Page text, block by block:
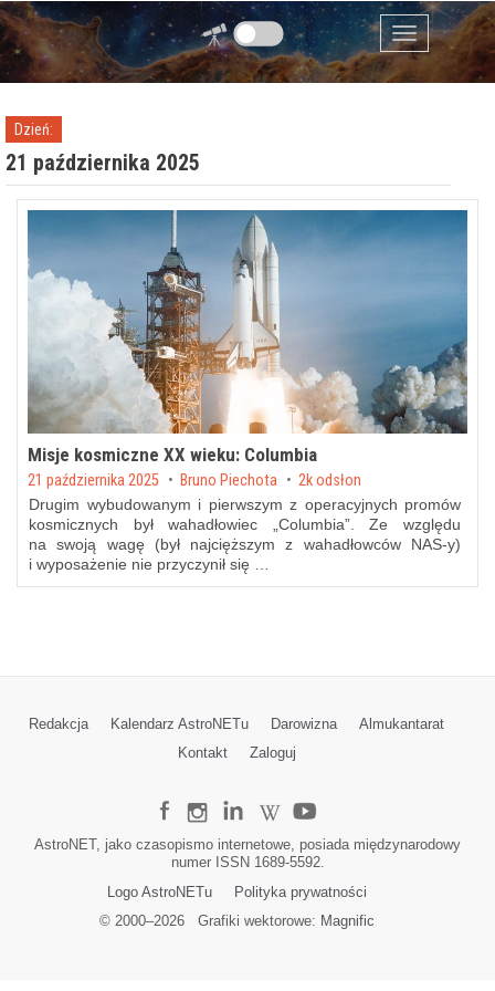
Przejdź do zawartości
Menu
Dzień:
21 października 2025
Misje kosmiczne XX wieku: Columbia
Posted on
21 października 2025 byBruno Piechota 2k odsłon
Drugim wybudowanym i pierwszym z operacyjnych promów
kosmicznych był wahadłowiec „Columbia”. Ze względu
na swoją wagę (był najcięższym z wahadłowców NAS-y)
i wyposażenie nie przyczynił się …
Redakcja Kalendarz AstroNETu Darowizna
Almukantarat
Kontakt
Zaloguj
AstroNET, jako czasopismo internetowe, posiada międzynarodowy
numer ISSN 1689-5592.
Logo AstroNETu
Polityka prywatności
© 2000–2026Grafiki wektorowe: Magnific